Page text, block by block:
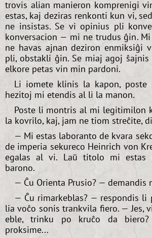
trovis alian manieron komprenigi
estas, kaj deziras renkonti kun vi,
ne insistas. Se vi opinius pli
konversacion — mi ne trudus ĝin.
ne havas ajnan deziron enmiksiĝi
pli, obstakli ĝin. Se miaj agoj
elkore petas vin min pardoni.
Li iomete klinis la kapon, poste
hezitoj mi etendis al li la manon.
Poste li montris al mi legitimilon
la kovrilo, kaj, jam ne tiom streĉite,
— Mi estas laboranto de kvara
de imperia sekureco Heinrich von
egalas al vi. Laŭ titolo mi estas
barono.
— Ĉu Orienta Prusio? — demandis
— Ĉu rimarkeblas? — respondis li
lia voĉo sonis trankvila fiero. — Jes,
eble, trinku po kruĉo da
proksime...